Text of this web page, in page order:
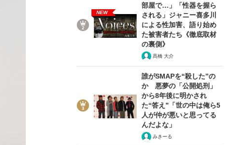
NEW
部屋で…」「性器を握ら
される」ジャニー喜多川
による性加害、語り始め
た被害者たち《徹底取材
の裏側》
髙橋 大介
誰がSMAPを“殺した”の
か 悪夢の「公開処刑」
から8年後に明かされ
た“答え”「世の中は俺ら5
人が仲が悪いと思ってる
んだよな」
みきーる